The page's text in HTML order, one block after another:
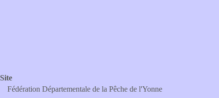
Site
Fédération Départementale de la Pêche de l'Yonne